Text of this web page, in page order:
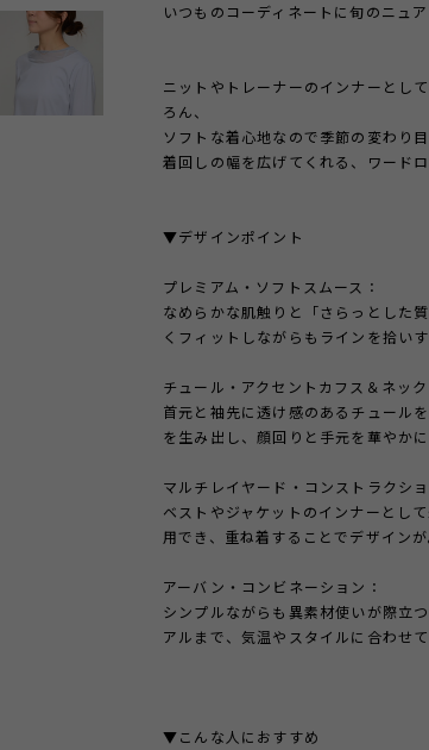
いつものコーディネートに旬のニュ
ニットやトレーナーのインナーとし
ろん、
ソフトな着心地なので季節の変わり
着回しの幅を広げてくれる、ワードロ
▼デザインポイント
プレミアム・ソフトスムース：
なめらかな肌触りと「さらっとした
くフィットしながらもラインを拾い
チュール・アクセントカフス＆ネック
首元と袖先に透け感のあるチュール
を生み出し、顔回りと手元を華やかに
マルチレイヤード・コンストラクショ
ベストやジャケットのインナーとし
用でき、重ね着することでデザインが
アーバン・コンビネーション：
シンプルながらも異素材使いが際立
アルまで、気温やスタイルに合わせ
▼こんな人におすすめ